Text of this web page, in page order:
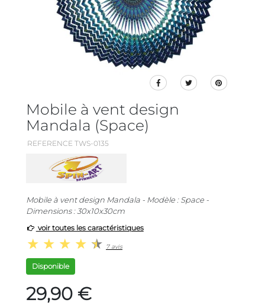
Mobile à vent design
Mandala (Space)
REFERENCE TWS-0135
Mobile à vent design Mandala - Modèle : Space -
Dimensions : 30x10x30cm
voir toutes les caractéristiques
7 avis
Disponible
29,90 €